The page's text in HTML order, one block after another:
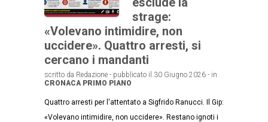
strage:
«Volevano intimidire, non
uccidere». Quattro arresti, si
cercano i mandanti
scritto da Redazione - pubblicato il 30 Giugno 2026 - in
CRONACA PRIMO PIANO
Quattro arresti per l'attentato a Sigfrido Ranucci. Il Gip:
«Volevano intimidire, non uccidere». Restano ignoti i